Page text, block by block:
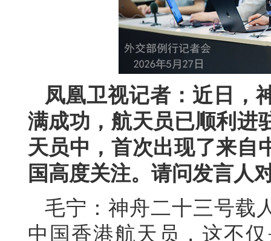
凤凰卫视记者：近日，
满成功，航天员已顺利进
天员中，首次出现了来自
国高度关注。请问发言人
毛宁：神舟二十三号载
中国香港航天员，这不